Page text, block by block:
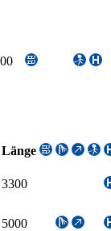
Länge
3300
5000